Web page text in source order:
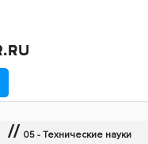
// 05 - Технические науки